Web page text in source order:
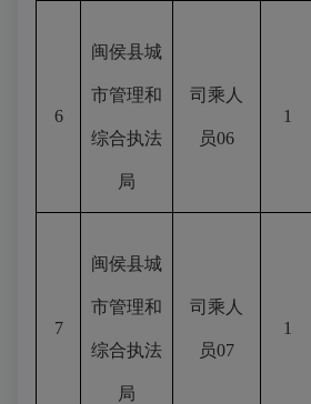
6
闽侯县城
市管理和
综合执法
局
司乘人
员06
1
7
闽侯县城
市管理和
综合执法
局
司乘人
员07
1